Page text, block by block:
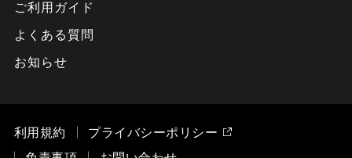
ご利用ガイド
よくある質問
お知らせ
利用規約
プライバシーポリシー